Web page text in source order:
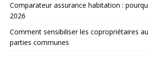
Comparateur assurance habitation :
2026
Comment sensibiliser les copropriétaires
parties communes